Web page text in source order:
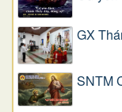
GX
SNTM